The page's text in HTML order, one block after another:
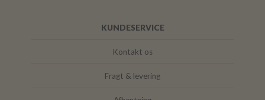
KUNDESERVICE
Kontakt os
Fragt & levering